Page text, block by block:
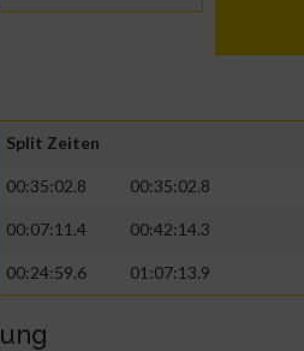
Split Zeiten
00:35:02.8 00:35:02.8
00:07:11.4 00:42:14.3
00:24:59.6 01:07:13.9